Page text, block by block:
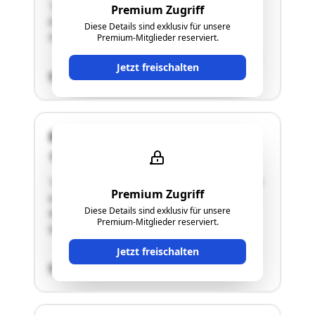
Premium Zugriff
Diese Details sind exklusiv für unsere
Premium-Mitglieder reserviert.
Jetzt freischalten
"Es handelt sich um ein Geschäftslokal im
Erdgeschoß des "Maria-Theresien-
Hochhauses".Details siehe Langgutachten!"
SCHÄTZWERT
Premium Zugriff
Diese Details sind exklusiv für unsere
Premium-Mitglieder reserviert.
Jetzt freischalten
Roseggerstraße 1, 3, 5
eines Wohn-/Geschäftsobjektes im Zentrum von
Wels.
Details siehe Langgutachten!"
SCHÄTZWERT